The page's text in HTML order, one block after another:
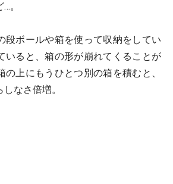
。
段ボールや箱を使って収納をしてい
いると、箱の形が崩れてくることが
の上にもうひとつ別の箱を積むと、
なさ倍増。